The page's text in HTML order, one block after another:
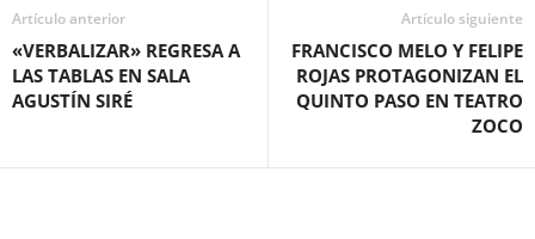
Artículo anterior
«VERBALIZAR» REGRESA A
LAS TABLAS EN SALA
AGUSTÍN SIRÉ
Artículo siguiente
FRANCISCO MELO Y FELIPE
ROJAS PROTAGONIZAN EL
QUINTO PASO EN TEATRO
ZOCO